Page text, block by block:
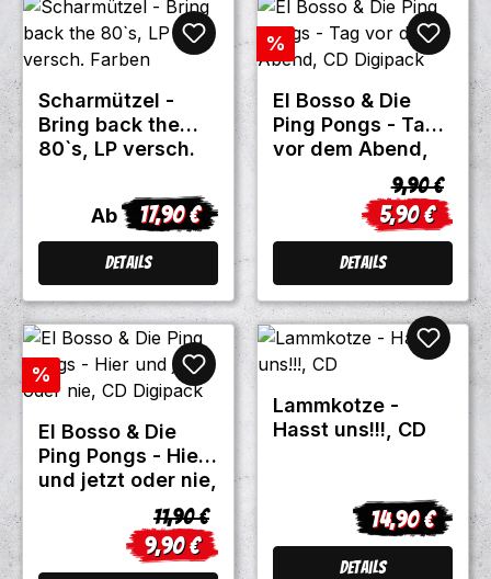
Scharmützel -
Bring back the
80`s, LP versch.
Regulärer Preis:
Ab 17,90 €
Details
Rabatt
%
El Bosso & Die
Ping Pongs - Tag
vor dem Abend,
5,90 €
Regulärer
9,90 €
Details
Rabatt
%
El Bosso & Die
Ping Pongs - Hier
und jetzt oder nie,
CD Digipack
Verkaufspreis:
9,90 €
Regulärer Preis:
11,90 €
Lammkotze -
Hasst uns!!!, CD
Regulärer
14,90 €
Details